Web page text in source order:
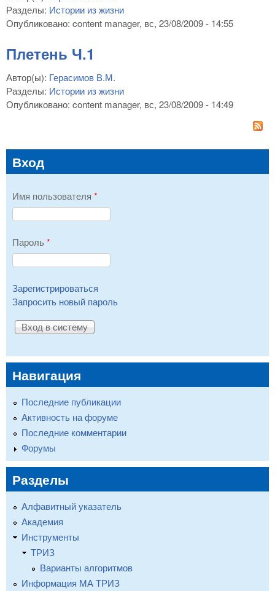
Разделы: Истории из жизни
Опубликовано: content manager, вс, 23/08/2009 - 14:55
Плетень Ч.1
Автор(ы): Герасимов В.М.
Разделы: Истории из жизни
Опубликовано: content manager, вс, 23/08/2009 - 14:49
Вход
Имя пользователя *
Пароль *
Зарегистрироваться
Запросить новый пароль
Навигация
Последние публикации
Активность на форуме
Последние комментарии
Форумы
Разделы
Алфавитный указатель
Академия
Инструменты
ТРИЗ
Варианты алгоритмов
Информация МА ТРИЗ